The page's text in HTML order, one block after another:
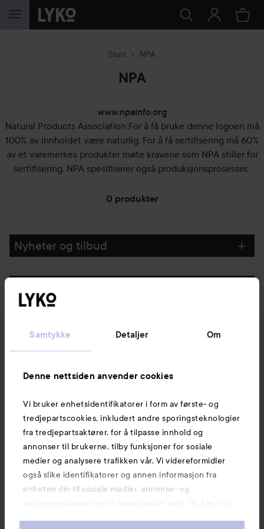
Samtykke Detaljer Om
Denne nettsiden anvender cookies
Vi bruker enhetsidentifikatorer i form av første- og
tredjepartscookies, inkludert andre sporingsteknologier
fra tredjepartsaktører, for å tilpasse innhold og
annonser til brukerne, tilby funksjoner for sosiale
medier og analysere trafikken vår. Vi videreformidler
også slike identifikatorer og annen informasjon fra
enheten din til sosiale medier, annonse- og
analyseselskaper som vi samarbeider med. De kan i sin
GÅ TIL INNHOLD
Start NPA
NPA
www.npainfo.org
Natural Products Association For å få bruke denne logoen må
100% av innholdet være naturlig. For å få sertifisering må 60%
av et varemerkes produkter møte kravene som NPA stiller for
sertifisering. NPA spesifiserer også produksjonsprosesser.
0 produkter
GÅ TIL FILTRE
Nyheter og tilbud
Kundeservice
Informasjon
Også av interesse